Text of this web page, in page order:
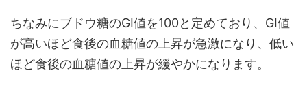
ちなみにブドウ糖のGI値を100と定めており、GI値
が高いほど食後の血糖値の上昇が急激になり、低い
ほど食後の血糖値の上昇が緩やかになります。